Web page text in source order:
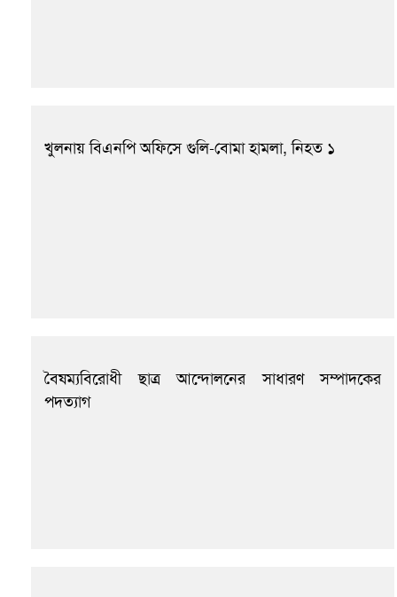
খুলনায় বিএনপি অফিসে গুলি-বোমা হামলা, নিহত ১
বৈষম্যবিরোধী ছাত্র আন্দোলনের সাধারণ সম্পাদকের
পদত্যাগ